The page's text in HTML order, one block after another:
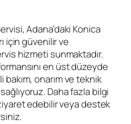
Adana’daki Konica
için güvenilir ve
hizmeti sunmaktadır.
en üst düzeyde
onarım ve teknik
Daha fazla bilgi
edebilir veya destek